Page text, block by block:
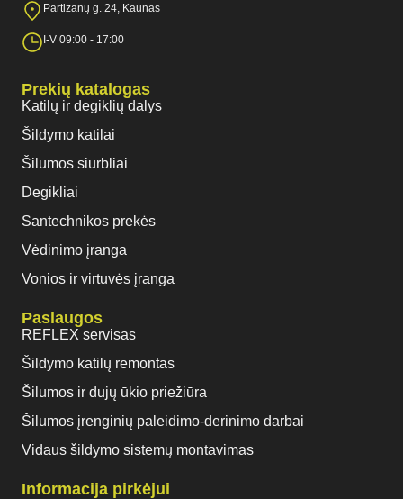
Partizanų g. 24, Kaunas
I-V 09:00 - 17:00
Prekių katalogas
Katilų ir degiklių dalys
Šildymo katilai
Šilumos siurbliai
Degikliai
Santechnikos prekės
Vėdinimo įranga
Vonios ir virtuvės įranga
Paslaugos
REFLEX servisas
Šildymo katilų remontas
Šilumos ir dujų ūkio priežiūra
Šilumos įrenginių paleidimo-derinimo darbai
Vidaus šildymo sistemų montavimas
Informacija pirkėjui